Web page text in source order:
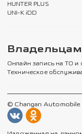
HUNTER PLUS
UNI-K iDD
Владельцам
Онлайн запись на ТО и
Техническое
© Changan